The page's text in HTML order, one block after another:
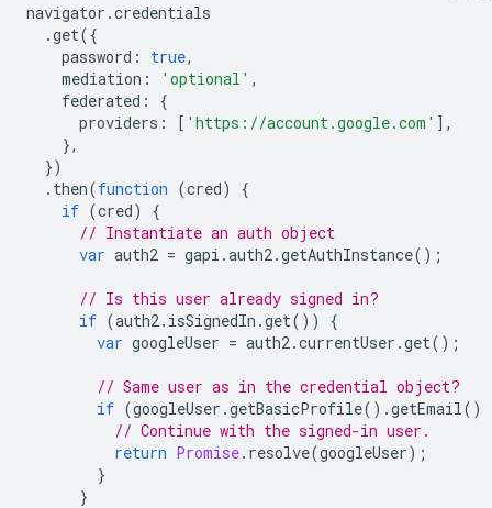
navigator .credentials
.get({
password : true,
mediation : 'optional' ,
federated :
{
providers : [ 'https://account.google.com' ],
},
})
. then(function (cred)
{
if (cred)
{
// Instantiate an auth object
var auth2 = gapi .auth2.getAuthInstance();
// Is this user already signed in?
if (auth2. isSignedIn .get())
{
var googleUser = auth2.currentUser .get();
// Same user as in the credential object?
if (googleUser .getBasicProfile().getEmail()
// Continue with the signed-in user.
return Promise. resolve(googleUser);
}
}